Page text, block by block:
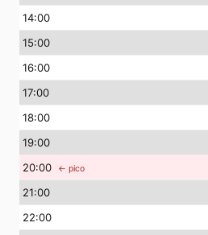
14:00
15:00
16:00
17:00
18:00
19:00
20:00 ← pico
21:00
22:00